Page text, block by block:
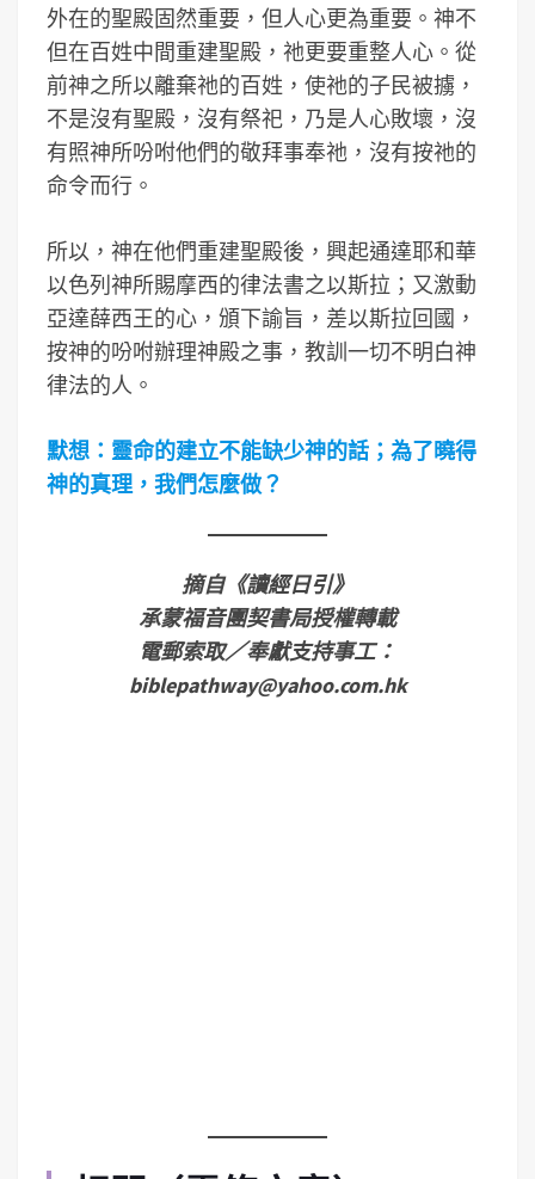
外在的聖殿固然重要，但人心更為重要。神不
但在百姓中間重建聖殿，祂更要重整人心。從
前神之所以離棄祂的百姓，使祂的子民被擄，
不是沒有聖殿，沒有祭祀，乃是人心敗壞，沒
有照神所吩咐他們的敬拜事奉祂，沒有按祂的
命令而行。
所以，神在他們重建聖殿後，興起通達耶和華
以色列神所賜摩西的律法書之以斯拉；又激動
亞達薛西王的心，頒下諭旨，差以斯拉回國，
按神的吩咐辦理神殿之事，教訓一切不明白神
律法的人。
默想：靈命的建立不能缺少神的話；為了曉得
神的真理，我們怎麼做？
摘自《讀經日引》
承蒙福音團契書局授權轉載
電郵索取／奉獻支持事工：
biblepathway@yahoo.com.hk